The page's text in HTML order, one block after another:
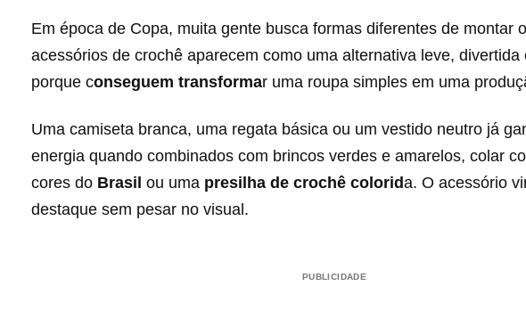
Em época de Copa, muita gente busca formas diferentes de montar
acessórios de crochê aparecem como uma alternativa leve, divertida
porque conseguem transformar uma roupa simples em uma
Uma camiseta branca, uma regata básica ou um vestido neutro já
energia quando combinados com brincos verdes e amarelos, colar
cores do Brasil ou uma presilha de crochê colorida. O acessório
destaque sem pesar no visual.
PUBLICIDADE